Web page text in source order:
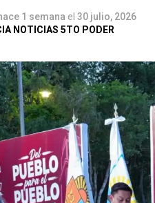
1 semana el 30 julio, 2026
NOTICIAS 5TO PODER